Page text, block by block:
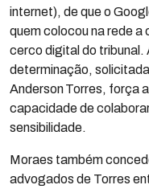
internet), de que o
quem colocou na rede a
cerco digital do tribunal.
determinação,
Anderson Torres, força
capacidade de
sensibilidade.
Moraes também
advogados de Torres